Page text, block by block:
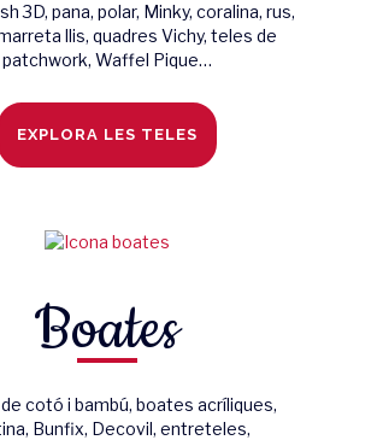
3D, pana, polar, Minky, coralina, rus,
llis, quadres Vichy, teles de
patchwork, Waffel Pique…
EXPLORA LES TELES
Boates
cotó i bambú, boates acríliques,
Bunfix, Decovil, entreteles,